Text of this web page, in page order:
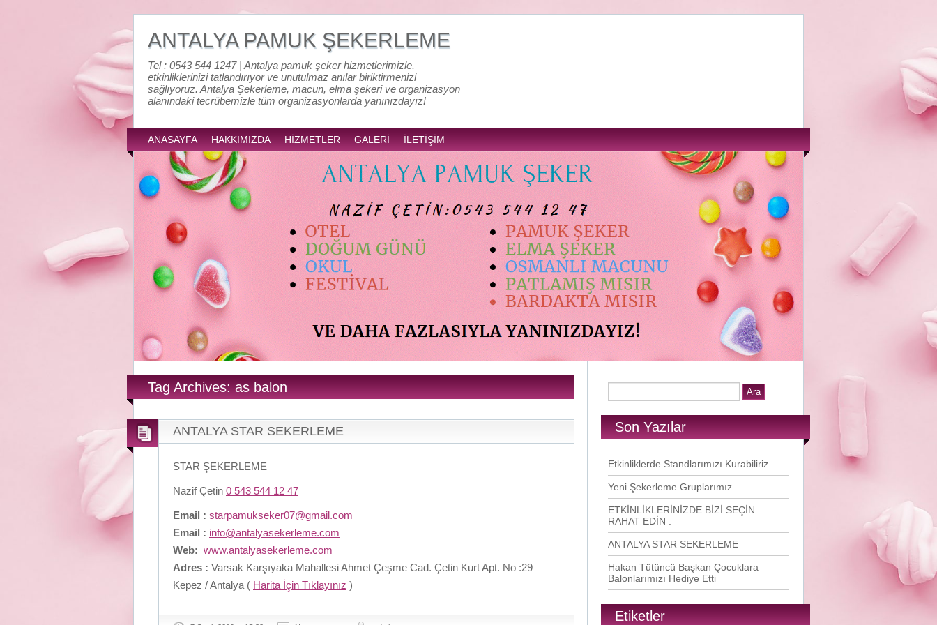
ANTALYA PAMUK ŞEKERLEME
Tel : 0543 544 1247 | Antalya pamuk şeker hizmetlerimizle,
etkinliklerinizi tatlandırıyor ve unutulmaz anılar biriktirmenizi
sağlıyoruz. Antalya Şekerleme, macun, elma şekeri ve organizasyon
alanındaki tecrübemizle tüm organizasyonlarda yanınızdayız!
ANASAYFA HAKKIMIZDA HİZMETLER GALERİ İLETİŞİM
Tag Archives: as balon
ANTALYA STAR SEKERLEME
STAR ŞEKERLEME
Nazif Çetin 0 543 544 12 47
Email : starpamukseker07@gmail.com
Email : info@antalyasekerleme.com
Web: www.antalyasekerleme.com
Adres : Varsak Karşıyaka Mahallesi Ahmet Çeşme Cad. Çetin Kurt Apt. No :29
Kepez / Antalya ( Harita İçin Tıklayınız )
Son Yazılar
Etkinliklerde Standlarımızı Kurabiliriz.
Yeni Şekerleme Gruplarımız
ETKİNLİKLERİNİZDE BİZİ SEÇİN
RAHAT EDİN .
ANTALYA STAR SEKERLEME
Hakan Tütüncü Başkan Çocuklara
Balonlarımızı Hediye Etti
Etiketler